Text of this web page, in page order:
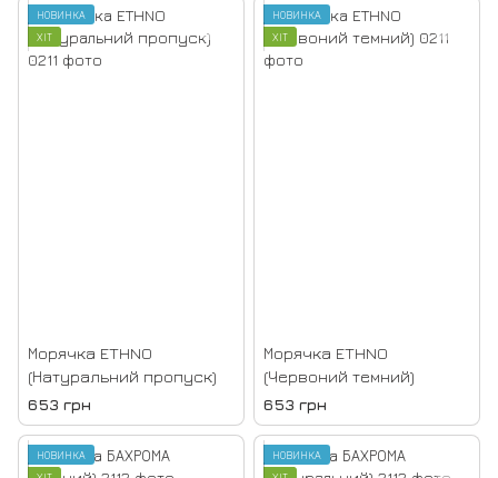
НОВИНКА
ХІТ
Морячка ETHNO
(Натуральний пропуск)
653 грн
НОВИНКА
ХІТ
Морячка ETHNO
(Червоний темний)
653 грн
НОВИНКА
НОВИНКА